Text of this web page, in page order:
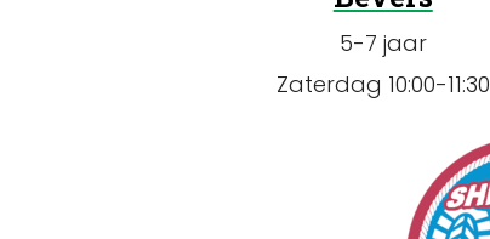
5-7 jaar
Zaterdag 10:00-11:30